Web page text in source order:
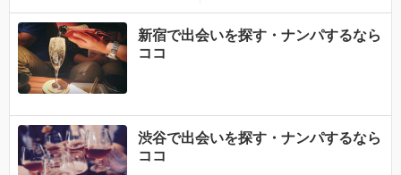
できることを専門家が分か
りやすく解説！
新宿で出会いを探す・ナンパするなら
ココ
渋谷で出会いを探す・ナンパするなら
ココ